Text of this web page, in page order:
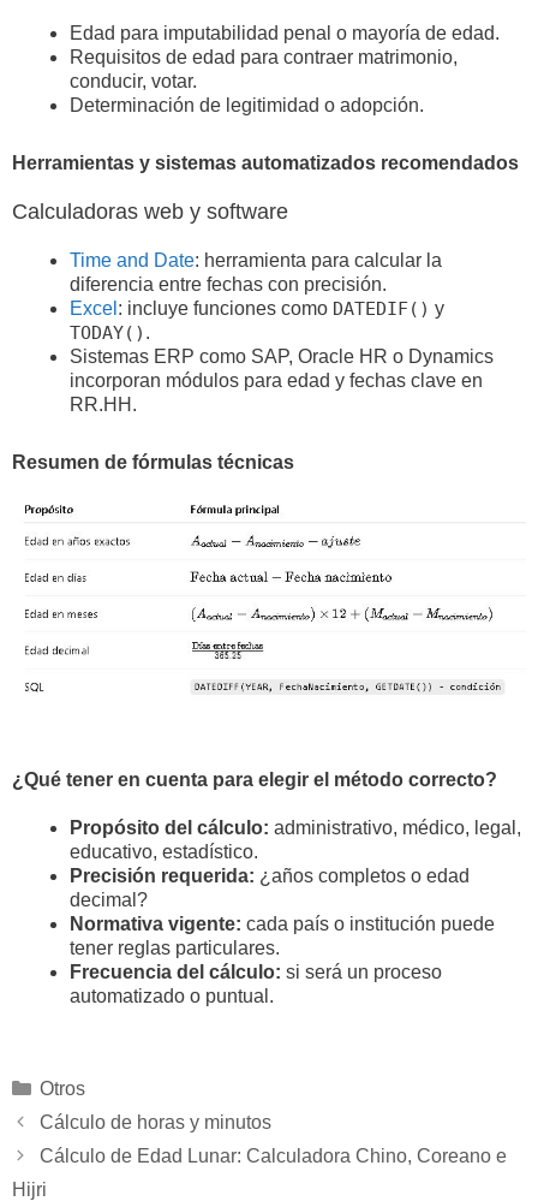
Edad para imputabilidad penal o mayoría de edad.
Requisitos de edad para contraer matrimonio,
conducir, votar.
Determinación de legitimidad o adopción.
Herramientas y sistemas automatizados recomendados
Calculadoras web y software
Time and Date: herramienta para calcular la
diferencia entre fechas con precisión.
Excel : incluye funciones como DATEDIF() y
TODAY() .
Sistemas ERP como SAP, Oracle HR o Dynamics
incorporan módulos para edad y fechas clave en
RR.HH.
Resumen de fórmulas técnicas
¿Qué tener en cuenta para elegir el método correcto?
Propósito del cálculo: administrativo, médico, legal,
educativo, estadístico.
Precisión requerida: ¿años completos o edad
decimal?
Normativa vigente: cada país o institución puede
tener reglas particulares.
Frecuencia del cálculo: si será un proceso
automatizado o puntual.
Categorías
Otros
Cálculo de horas y minutos
Cálculo de Edad Lunar: Calculadora Chino, Coreano e
Hijri